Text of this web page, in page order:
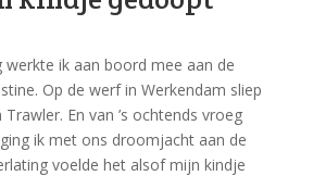
werkte ik aan boord mee aan de
Op de werf in Werkendam sliep
Trawler. En van ’s ochtends vroeg
ik met ons droomjacht aan de
voelde het alsof mijn kindje